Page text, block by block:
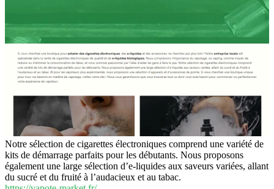
Notre sélection de cigarettes électroniques comprend une variété de
kits de démarrage parfaits pour les débutants. Nous proposons
également une large sélection d’e-liquides aux saveurs variées, allant
du sucré et du fruité à l’audacieux et au tabac.